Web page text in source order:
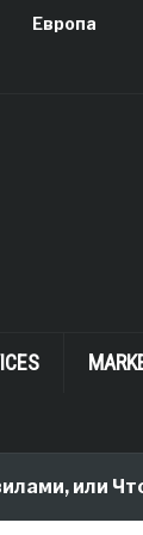
Европа
или